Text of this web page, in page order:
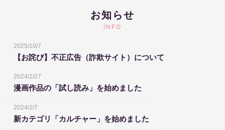
お知らせ
INFO
2025/10/7
【お詫び】不正広告（詐欺サイト）について
2024/2/27
漫画作品の「試し読み」を始めました
2024/2/7
新カテゴリ「カルチャー」を始めました